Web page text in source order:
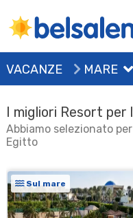
VACANZE MARE
I migliori Resort per
Abbiamo selezionato
Egitto
Sul mare